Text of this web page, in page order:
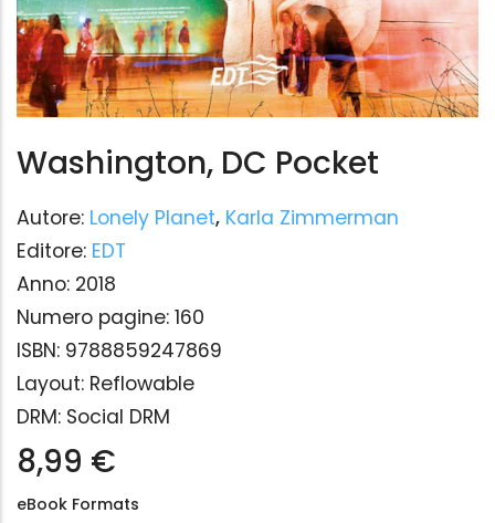
Washington, DC Pocket
Autore: Lonely Planet, Karla Zimmerman
Editore: EDT
Anno: 2018
Numero pagine: 160
ISBN: 9788859247869
Layout: Reflowable
DRM: Social DRM
8,99 €
eBook Formats